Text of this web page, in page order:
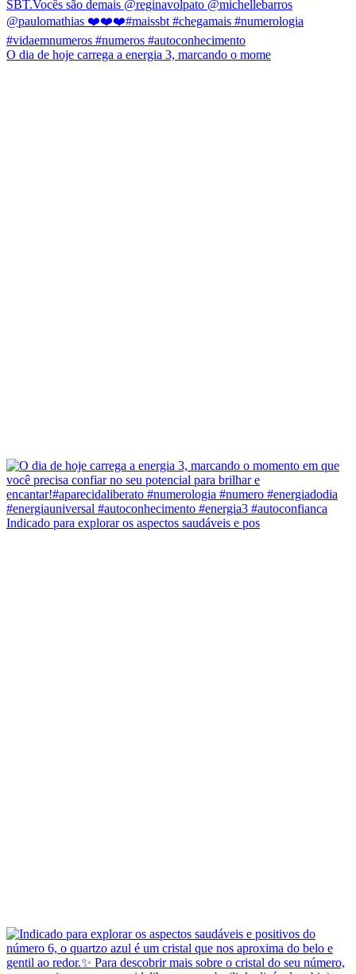
O dia de hoje carrega a energia 3, marcando o mome
Indicado para explorar os aspectos saudáveis e pos